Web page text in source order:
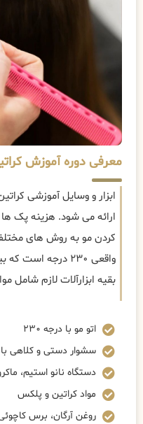
معرفی دوره آموزش
ابزار و وسایل آموزشی
ارائه می شود. هزینه پک
کردن مو به روش های
واقعی ۲۳۰ درجه
بقیه ابزارآلات لازم شامل
اتو مو با درجه ۲۳۰
سشوار دستی و کلاهی
دستگاه نانو استیم،
مواد کراتین و پلکس
روغن آرگان، برس